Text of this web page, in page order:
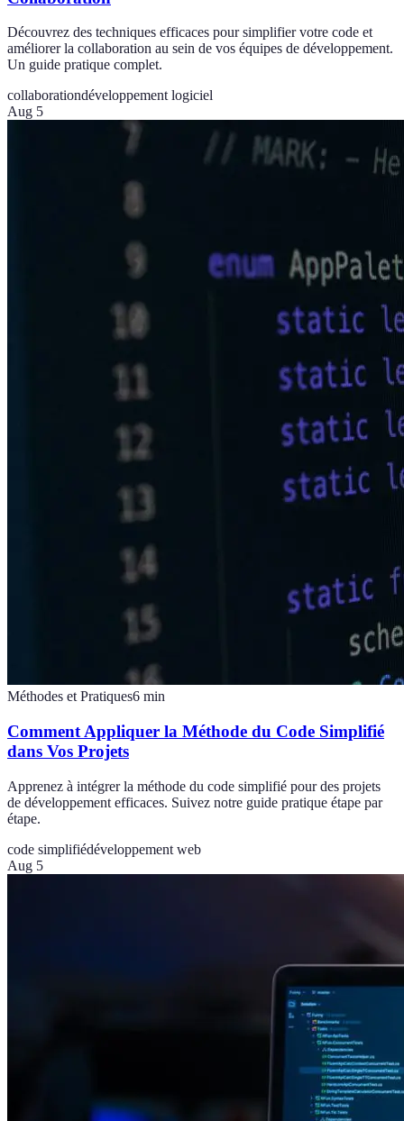
Découvrez des techniques efficaces pour simplifier votre code et
améliorer la collaboration au sein de vos équipes de développement.
Un guide pratique complet.
collaborationdéveloppement logiciel
Aug 5
Méthodes et Pratiques6 min
Comment Appliquer la Méthode du Code Simplifié
dans Vos Projets
Apprenez à intégrer la méthode du code simplifié pour des projets
de développement efficaces. Suivez notre guide pratique étape par
étape.
code simplifiédéveloppement web
Aug 5